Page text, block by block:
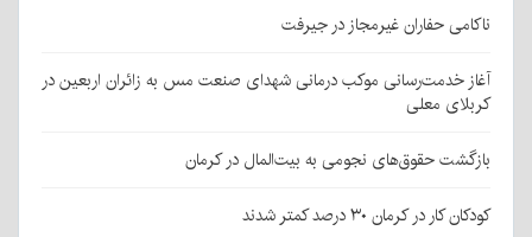
ناکامی حفاران غیرمجاز در جیرفت
آغاز خدمت‌رسانی موکب درمانی شهدای صنعت مس به زائران اربعین در
کربلای معلی
بازگشت حقوق‌های نجومی به بیت‌المال در کرمان
کودکان کار در کرمان ۳۰ درصد کمتر شدند